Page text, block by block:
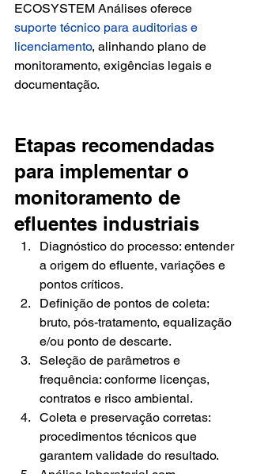
ECOSYSTEM Análises oferece
suporte técnico para auditorias e
licenciamento, alinhando plano de
monitoramento, exigências legais e
documentação.
Etapas recomendadas
para implementar o
monitoramento de
efluentes industriais
Diagnóstico do processo: entender
a origem do efluente, variações e
pontos críticos.
Definição de pontos de coleta:
bruto, pós-tratamento, equalização
e/ou ponto de descarte.
Seleção de parâmetros e
frequência: conforme licenças,
contratos e risco ambiental.
Coleta e preservação corretas:
procedimentos técnicos que
garantem validade do resultado.